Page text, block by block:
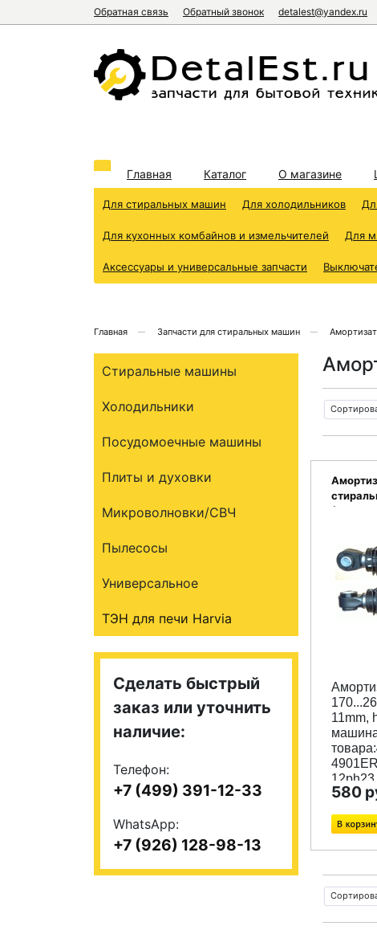
Обратная связь Обратный звонок detalest@yandex.ru
Главная Каталог О магазине
Для стиральных машин Для холодильников
Для кухонных комбайнов и измельчителей Для
Аксессуары и универсальные запчасти
Главная Запчасти для стиральных машин
11mm,
товара:
580
Стиральные машины
Холодильники
Посудомоечные машины
Плиты и духовки
Микроволновки/СВЧ
Пылесосы
Универсальное
ТЭН для печи Harvia
Сделать быстрый
заказ или уточнить
наличие:
Телефон:
+7 (499) 391-12-33
WhatsApp:
+7 (926) 128-98-13